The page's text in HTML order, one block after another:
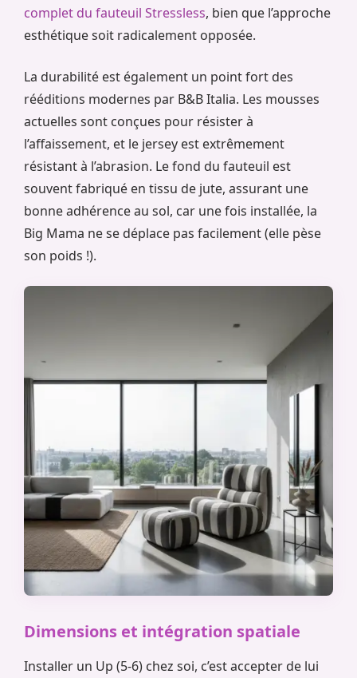
complet du fauteuil Stressless, bien que l’approche
esthétique soit radicalement opposée.
La durabilité est également un point fort des
rééditions modernes par B&B Italia. Les mousses
actuelles sont conçues pour résister à
l’affaissement, et le jersey est extrêmement
résistant à l’abrasion. Le fond du fauteuil est
souvent fabriqué en tissu de jute, assurant une
bonne adhérence au sol, car une fois installée, la
Big Mama ne se déplace pas facilement (elle pèse
son poids !).
Dimensions et intégration spatiale
Installer un Up (5-6) chez soi, c’est accepter de lui